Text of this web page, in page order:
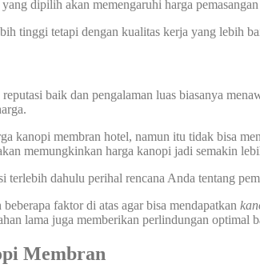
dipilih akan memengaruhi harga
tinggi tetapi dengan kualitas kerja yang lebih
baik dan pengalaman luas biasanya
kanopi membran hotel, namun itu tidak bisa
memungkinkan harga kanopi jadi semakin
dahulu perihal rencana Anda tentang
faktor di atas agar bisa mendapatkan
lama juga memberikan perlindungan optimal
Membran